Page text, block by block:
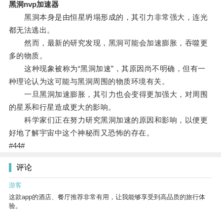
黑洞nvp加速器
黑洞本身是由恒星坍塌形成的，其引力非常强大，连光
都无法逃出。
然而，最新的研究发现，黑洞可能会加速膨胀，吞噬更
多的物质。
这种现象被称为“黑洞加速”，其原因尚不明确，但有一
种理论认为这可能与黑洞周围的物质环境有关。
一旦黑洞加速膨胀，其引力也会变得更加强大，对周围
的星系和行星造成更大的影响。
科学家们正在努力研究黑洞加速的原因和影响，以便更
好地了解宇宙中这个神秘而又恐怖的存在。
#44#
评论
游客
这款app的酒店、餐厅推荐非常有用，让我能够享受到高品质的旅行体
验。